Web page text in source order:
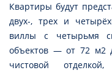
Квартиры будут
двух-, трех и
виллы с четырьмя
объектов — от 72 м2
чистовой